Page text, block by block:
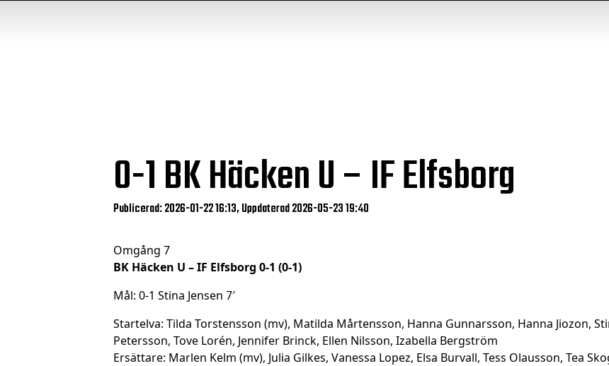
0-1BK Häcken U – IF Elfsborg
Publicerad: 2026-01-22 16:13, Uppdaterad 2026-05-23 19:40
Omgång 7
BK Häcken U – IF Elfsborg 0-1 (0-1)
Mål: 0-1 Stina Jensen 7′
Startelva: Tilda Torstensson (mv), Matilda Mårtensson, Hanna Gunnarsson, Hanna Jiozon,
Petersson, Tove Lorén, Jennifer Brinck, Ellen Nilsson, Izabella Bergström
Ersättare: Marlen Kelm (mv), Julia Gilkes, Vanessa Lopez, Elsa Burvall, Tess Olausson, Tea